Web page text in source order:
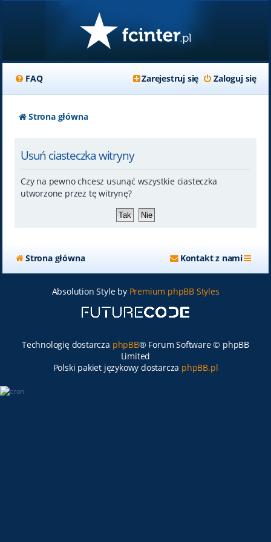
FAQ Zaloguj się
Zarejestruj się
Strona główna
Usuń ciasteczka witryny
Czy na pewno chcesz usunąć wszystkie ciasteczka
utworzone przez tę witrynę?
Strona główna Kontakt z nami
Absolution Style by Premium phpBB Styles
Technologię dostarcza phpBB® Forum Software © phpBB
Limited
Polski pakiet językowy dostarcza phpBB.pl